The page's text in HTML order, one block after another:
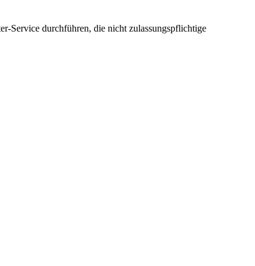
Service durchführen, die nicht zulassungspflichtige